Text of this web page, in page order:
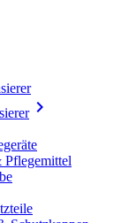

Pflegemittel